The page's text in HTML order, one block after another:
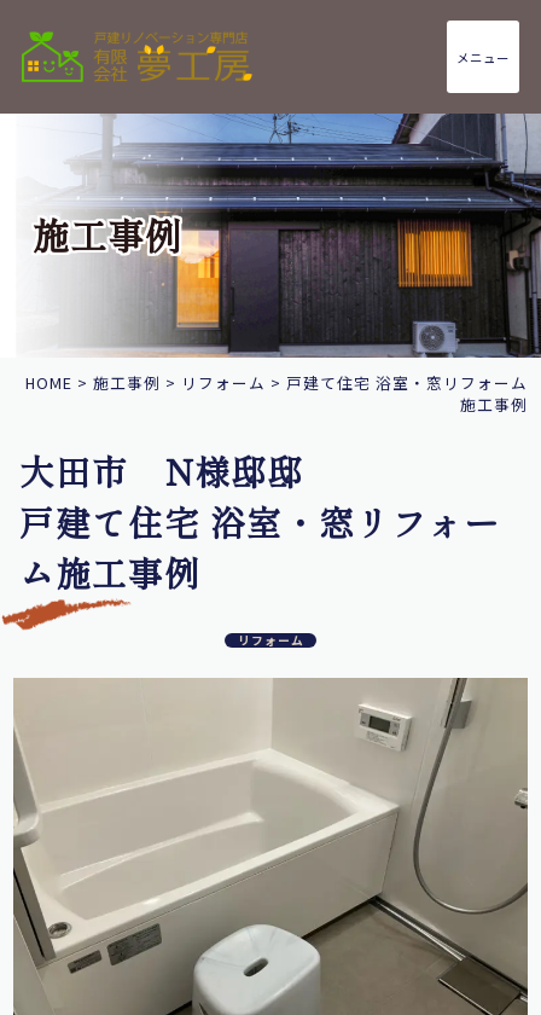
メニュー
施工事例
HOME > 施工事例 > リフォーム > 戸建て住宅 浴室・窓リフォーム
施工事例
大田市 N様邸邸
戸建て住宅 浴室・窓リフォー
ム施工事例
リフォーム